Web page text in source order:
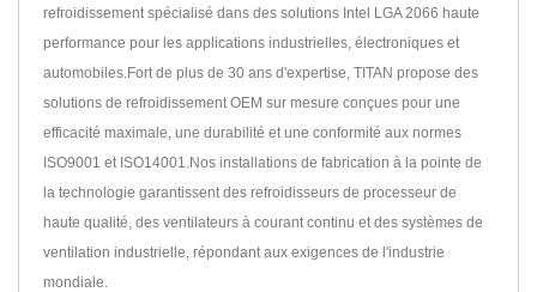
refroidissement spécialisé dans des solutions Intel LGA 2066 haute
performance pour les applications industrielles, électroniques et
automobiles.Fort de plus de 30 ans d'expertise, TITAN propose des
solutions de refroidissement OEM sur mesure conçues pour une
efficacité maximale, une durabilité et une conformité aux normes
ISO9001 et ISO14001.Nos installations de fabrication à la pointe de
la technologie garantissent des refroidisseurs de processeur de
haute qualité, des ventilateurs à courant continu et des systèmes de
ventilation industrielle, répondant aux exigences de l'industrie
mondiale.